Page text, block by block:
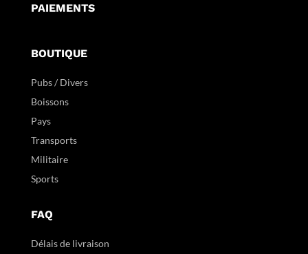
PAIEMENTS
BOUTIQUE
Pubs / Divers
Boissons
Pays
Transports
Militaire
Sports
FAQ
Délais de livraison